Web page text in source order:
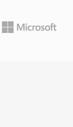
servizi di
efficienza di
esigenza, dalle
adozione
praticamente ogni